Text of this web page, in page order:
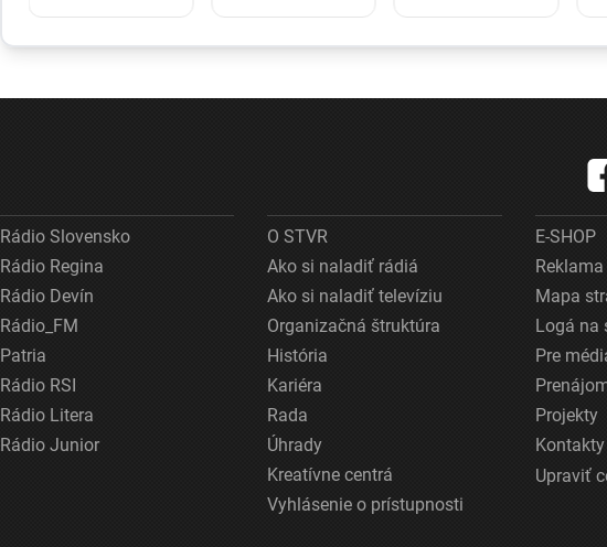
odvete sa bude
minimum
na prepravu
Rádio Slovensko
Rádio Regina
Rádio Devín
Rádio_FM
Patria
Rádio RSI
Rádio Litera
Rádio Junior
O STVR
Ako si naladiť rádiá
Ako si naladiť televíziu
Organizačná štruktúra
História
Kariéra
Rada
Úhrady
Kreatívne centrá
Vyhlásenie o prístupnosti
E-SHOP
Reklama
Mapa
Logá na
Pre
Projekty
Kontakty
Upraviť